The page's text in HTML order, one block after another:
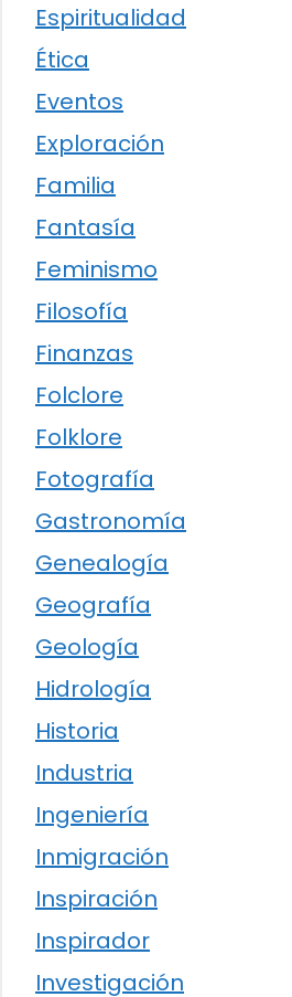
Espiritualidad
Ética
Eventos
Exploración
Familia
Fantasía
Feminismo
Filosofía
Finanzas
Folclore
Folklore
Fotografía
Gastronomía
Genealogía
Geografía
Geología
Hidrología
Historia
Industria
Ingeniería
Inmigración
Inspiración
Inspirador
Investigación